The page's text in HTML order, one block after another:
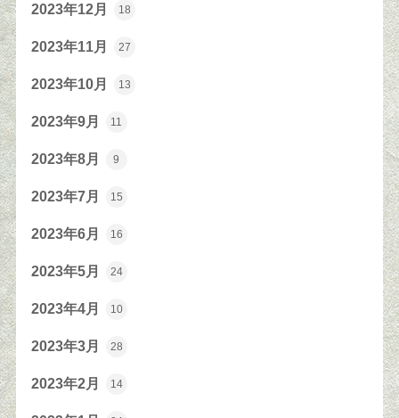
2023年12月 18
2023年11月 27
2023年10月 13
2023年9月 11
2023年8月 9
2023年7月 15
2023年6月 16
2023年5月 24
2023年4月 10
2023年3月 28
2023年2月 14